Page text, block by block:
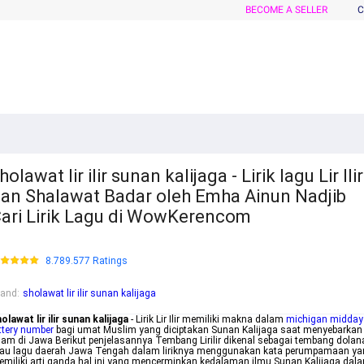
BECOME A SELLER
lir ilir sunan kalijaga - Lirik lagu Lir Ilir
Shalawat Badar oleh Emha Ainun Nadjib
Lirik Lagu di WowKerencom
8.789.577 Ratings
: sholawat lir ilir sunan kalijaga
lir ilir sunan kalijaga - Lirik Lir Ilir memiliki makna dalam michigan midday
number bagi umat Muslim yang diciptakan Sunan Kalijaga saat menyebarkan
di Jawa Berikut penjelasannya Tembang Lirilir dikenal sebagai tembang
lagu daerah Jawa Tengah dalam liriknya menggunakan kata perumpamaan